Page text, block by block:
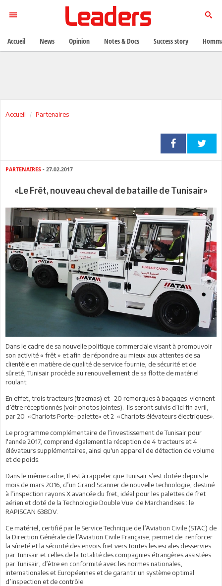
Accueil Partenaires
PARTENAIRES - 27.02.2017
«Le Frêt, nouveau cheval de bataille de Tunisair»
Dans le cadre de sa nouvelle politique commerciale visant à promouvoir
son activité « frêt » et afin de répondre au mieux aux attentes de sa
clientèle en matière de qualité de service fournie, de sécurité et de
sûreté, Tunisair procède au renouvellement de sa flotte de matériel
roulant.
En effet, trois tracteurs (tracmas) et 20 remorques à bagages viennent
d’être réceptionnés (voir photos jointes). Ils seront suivis d’ici fin avril,
par 20 «Chariots Porte- palette» et 2 «Chariots élévateurs électriques».
Le programme complémentaire de l’investissement de Tunisair pour
l'année 2017, comprend également la réception de 4 tracteurs et 4
élévateurs supplémentaires, ainsi qu'un appareil de détection de volume
et de poids.
Dans le même cadre, Il est à rappeler que Tunisair s’est dotée depuis le
mois de mars 2016, d’un Grand Scanner de nouvelle technologie, destiné
à l’inspection rayons X avancée du fret, idéal pour les palettes de fret
aérien et doté de la Technologie Double Vue de Marchandises : le
RAPISCAN 638DV.
Ce matériel, certifié par le Service Technique de l’Aviation Civile (STAC) de
la Direction Générale de l’Aviation Civile Française, permet de renforcer
la sûreté et la sécurité des envois fret vers toutes les escales desservies
par Tunisair et celles de la totalité des compagnies étrangères assistées
par Tunisair, d’être en conformité avec les normes nationales,
internationales et Européennes et de garantir un système optimal
d’inspection et de contrôle.
Accueil News Opinion Notes & Docs Success story